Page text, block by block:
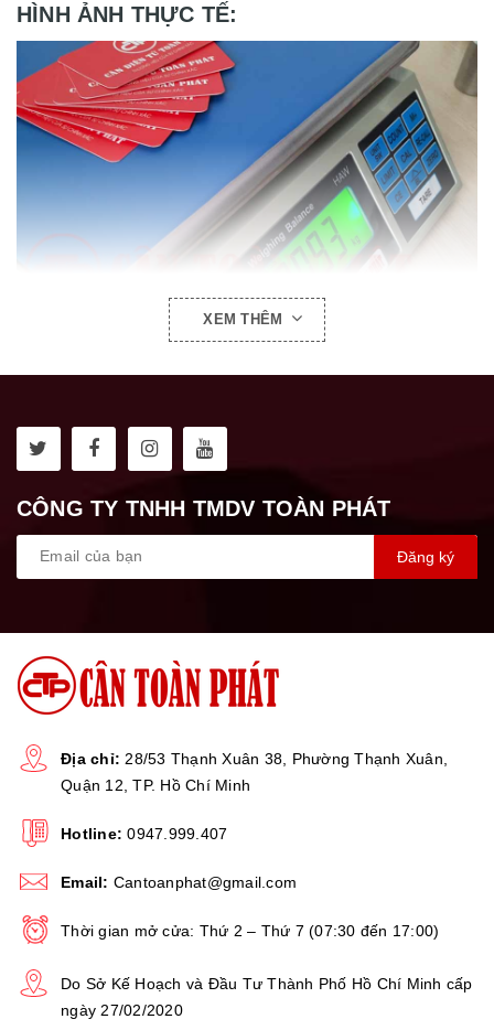
HÌNH ẢNH THỰC TẾ:
XEM THÊM
CÔNG TY TNHH TMDV TOÀN PHÁT
Đăng ký
Địa chỉ: 28/53 Thạnh Xuân 38, Phường Thạnh Xuân,
Quận 12, TP. Hồ Chí Minh
Hotline: 0947.999.407
Email: Cantoanphat@gmail.com
Thời gian mở cửa: Thứ 2 – Thứ 7 (07:30 đến 17:00)
Do Sở Kế Hoạch và Đầu Tư Thành Phố Hồ Chí Minh cấp
ngày 27/02/2020